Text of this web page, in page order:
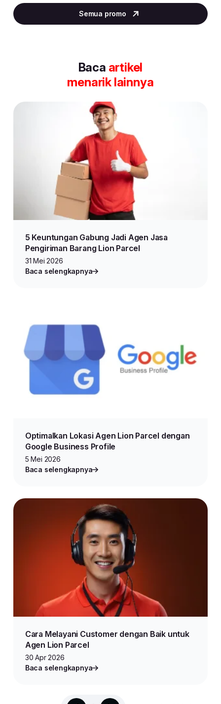
2
of
Semua promo
Baca artikel
menarik lainnya
5 Keuntungan Gabung Jadi Agen Jasa
Pengiriman Barang Lion Parcel
31 Mei 2026
Baca selengkapnya
Optimalkan Lokasi Agen Lion Parcel dengan
Google Business Profile
5 Mei 2026
Baca selengkapnya
Cara Melayani Customer dengan Baik untuk
Agen Lion Parcel
30 Apr 2026
Baca selengkapnya